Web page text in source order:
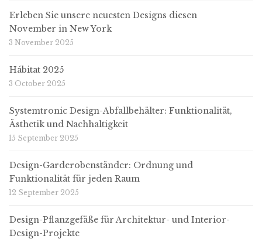
Erleben Sie unsere neuesten Designs diesen
November in New York
3 November 2025
Hábitat 2025
3 October 2025
Systemtronic Design-Abfallbehälter: Funktionalität,
Ästhetik und Nachhaltigkeit
15 September 2025
Design-Garderobenständer: Ordnung und
Funktionalität für jeden Raum
12 September 2025
Design-Pflanzgefäße für Architektur- und Interior-
Design-Projekte